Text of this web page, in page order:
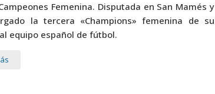
Femenina. Disputada en San Mamés y
la tercera «Champions» femenina de su
equipo español de fútbol.